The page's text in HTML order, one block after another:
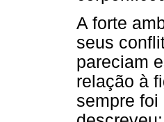
A forte
seus
pareciam
relação à
sempre